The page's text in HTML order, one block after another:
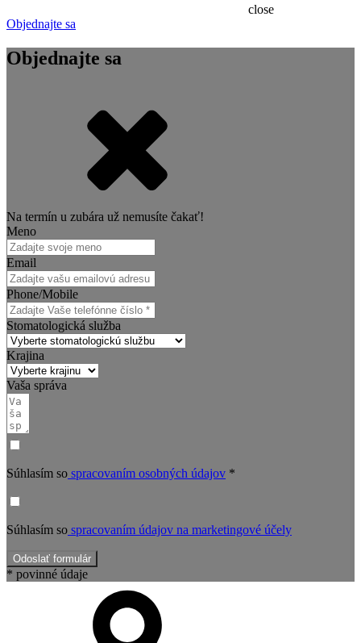
close
Objednajte sa
Objednajte sa
Na termín u zubára už nemusíte čakať!
Meno
Email
Phone/Mobile
Stomatologická služba
Krajina
Vaša správa
Súhlasím so spracovaním osobných údajov *
Súhlasím so spracovaním údajov na marketingové účely
Odoslať formulár
* povinné údaje